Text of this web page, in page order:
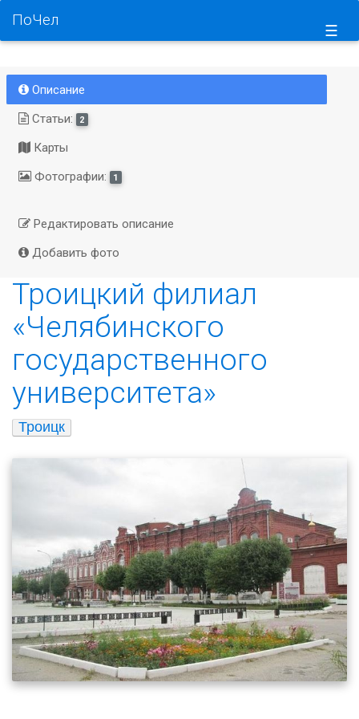
☰
ПоЧел
Описание
Статьи:
2
Карты
Фотографии:
1
Редактировать описание
Добавить фото
Троицкий филиал
«Челябинского
государственного
университета»
Троицк